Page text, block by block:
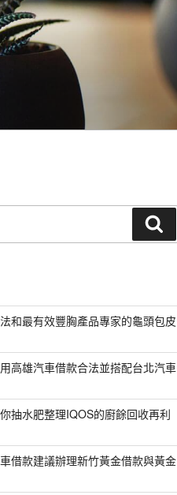
尋
和最有效豐胸產品專家的龜頭包皮
高雄汽車借款合法並搭配台北汽車
抽水肥整理IQOS的廚餘回收再利
借款建議辦理新竹黃金借款與黃金